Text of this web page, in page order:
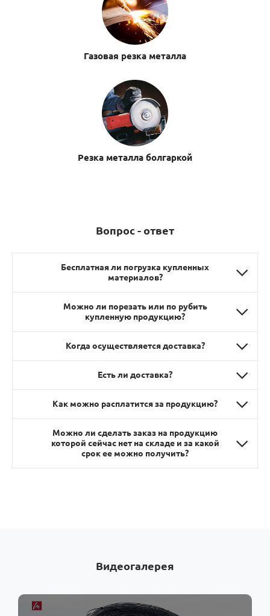
Газовая резка металла
Резка металла болгаркой
Вопрос - ответ
Бесплатная ли погрузка купленных
материалов?
Можно ли порезать или по рубить
купленную продукцию?
Когда осуществляется доставка?
Есть ли доставка?
Как можно расплатится за продукцию?
Можно ли сделать заказ на продукцию
которой сейчас нет на складе и за какой
срок ее можно получить?
Видеогалерея